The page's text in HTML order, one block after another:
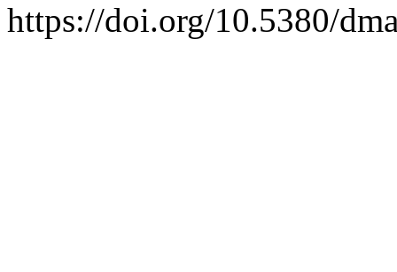
https://doi.org/10.5380/